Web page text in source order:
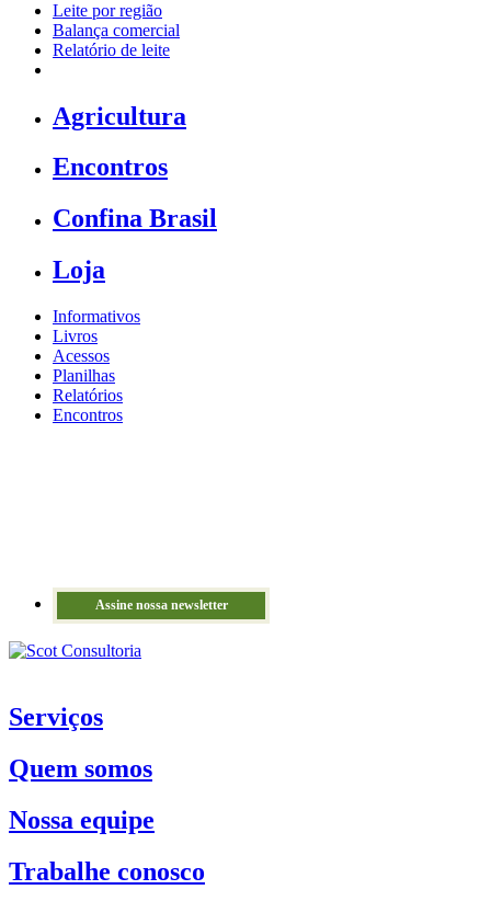
Leite por região
Balança comercial
Relatório de leite
Agricultura
Encontros
Confina Brasil
Loja
Informativos
Livros
Acessos
Planilhas
Relatórios
Encontros
Assine nossa newsletter
Serviços
Quem somos
Nossa equipe
Trabalhe conosco